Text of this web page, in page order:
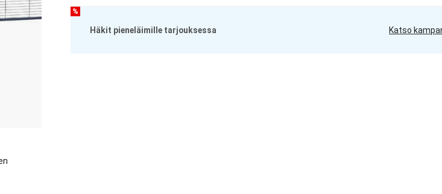
%
Häkit pieneläimille tarjouksessa Katso